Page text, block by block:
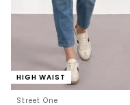
HIGH WAIST
Street One